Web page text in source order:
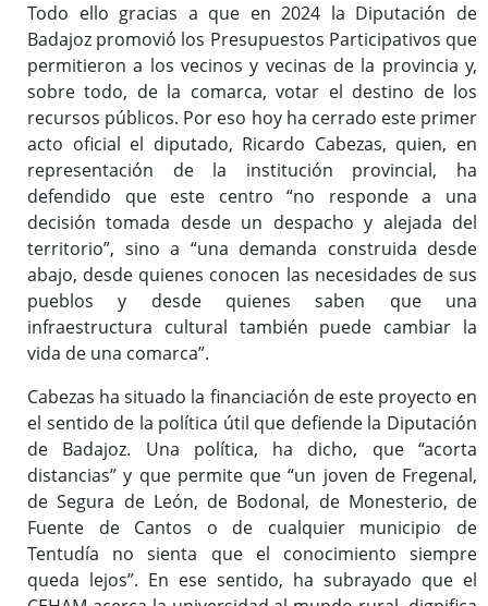
Todo ello gracias a que en 2024 la Diputación de
Badajoz promovió los Presupuestos Participativos que
permitieron a los vecinos y vecinas de la provincia y,
sobre todo, de la comarca, votar el destino de los
recursos públicos. Por eso hoy ha cerrado este primer
acto oficial el diputado, Ricardo Cabezas, quien, en
representación de la institución provincial, ha
defendido que este centro “no responde a una
decisión tomada desde un despacho y alejada del
territorio”, sino a “una demanda construida desde
abajo, desde quienes conocen las necesidades de sus
pueblos y desde quienes saben que una
infraestructura cultural también puede cambiar la
vida de una comarca”.
Cabezas ha situado la financiación de este proyecto en
el sentido de la política útil que defiende la Diputación
de Badajoz. Una política, ha dicho, que “acorta
distancias” y que permite que “un joven de Fregenal,
de Segura de León, de Bodonal, de Monesterio, de
Fuente de Cantos o de cualquier municipio de
Tentudía no sienta que el conocimiento siempre
queda lejos”. En ese sentido, ha subrayado que el